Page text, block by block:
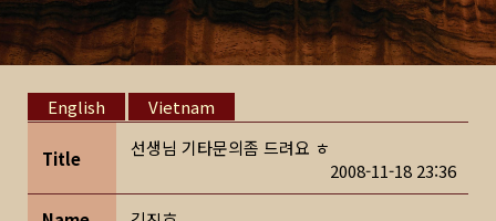
English Vietnam
Title
선생님 기타문의좀 드려요 ㅎ
2008-11-18 23:36